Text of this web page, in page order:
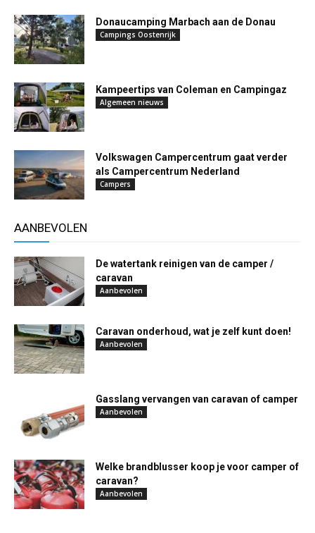
Donaucamping Marbach aan de Donau
Campings Oostenrijk
Kampeertips van Coleman en Campingaz
Algemeen nieuws
Volkswagen Campercentrum gaat verder
als Campercentrum Nederland
Campers
AANBEVOLEN
De watertank reinigen van de camper /
caravan
Aanbevolen
Caravan onderhoud, wat je zelf kunt doen!
Aanbevolen
Gasslang vervangen van caravan of camper
Aanbevolen
Welke brandblusser koop je voor camper of
caravan?
Aanbevolen